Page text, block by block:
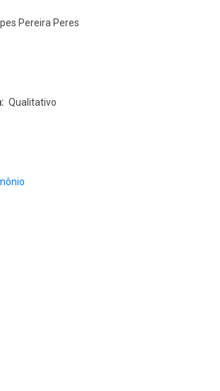
Pereira Peres
Qualitativo